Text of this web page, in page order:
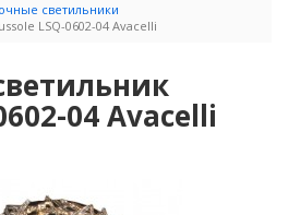
светильники
LSQ-0602-04 Avacelli
04 Avacelli